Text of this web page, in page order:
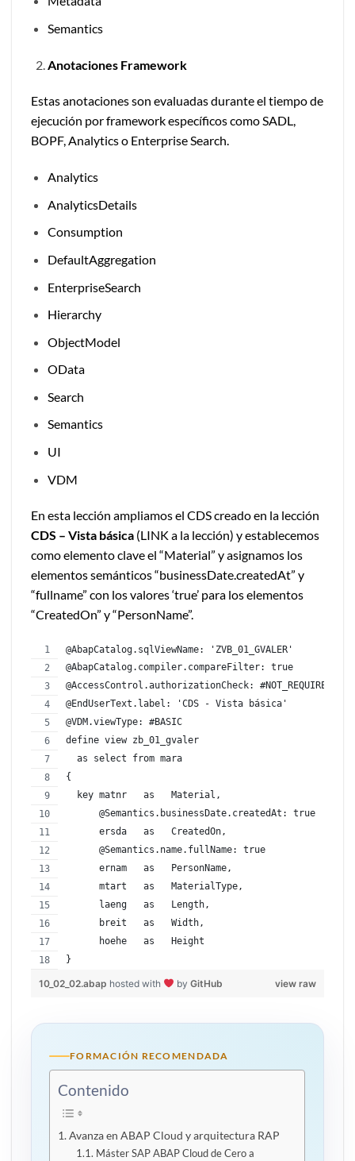
Semantics
Anotaciones Framework
Estas anotaciones son evaluadas durante el tiempo de
ejecución por framework específicos como SADL,
BOPF, Analytics o Enterprise Search.
Analytics
AnalyticsDetails
Consumption
DefaultAggregation
EnterpriseSearch
Hierarchy
ObjectModel
OData
Search
Semantics
UI
VDM
En esta lección ampliamos el CDS creado en la lección
CDS – Vista básica (LINK a la lección) y establecemos
como elemento clave el “Material” y asignamos los
elementos semánticos “businessDate.createdAt” y
“fullname” con los valores ‘true’ para los elementos
“CreatedOn” y “PersonName”.
@AbapCatalog.sqlViewName: 'ZVB_01_GVALER'
@AbapCatalog.compiler.compareFilter: true
@AccessControl.authorizationCheck: #NOT_REQUIRED
@EndUserText.label: 'CDS - Vista básica'
@VDM.viewType: #BASIC
define view zb_01_gvaler
  as select from mara
{
  key matnr   as   Material,
      @Semantics.businessDate.createdAt: true
      ersda   as   CreatedOn,
      @Semantics.name.fullName: true
      ernam   as   PersonName,
      mtart   as   MaterialType,
      laeng   as   Length,
      breit   as   Width,
      hoehe   as   Height
}
view raw
10_02_02.abap hosted with by GitHub
FORMACIÓN RECOMENDADA
Contenido
Avanza en ABAP Cloud y arquitectura RAP
Máster SAP ABAP Cloud de Cero a